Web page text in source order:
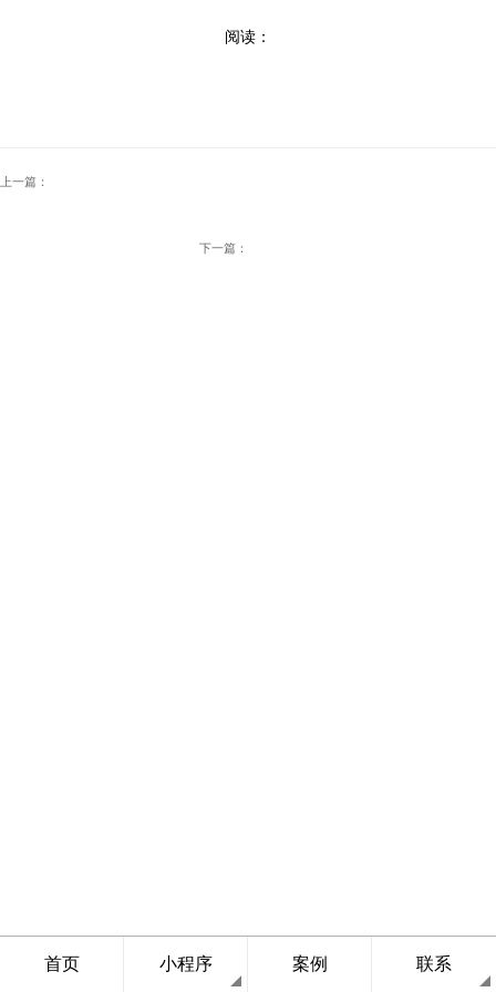
阅读：
上一篇：
下一篇：
首页 小程序 案例 联系